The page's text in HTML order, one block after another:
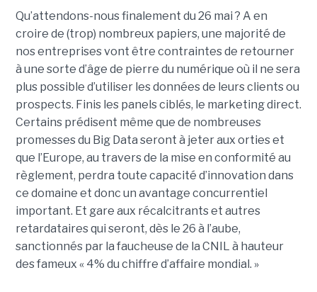
Qu’attendons-nous finalement du 26 mai ? A en
croire de (trop) nombreux papiers, une majorité de
nos entreprises vont être contraintes de retourner
à une sorte d’âge de pierre du numérique où il ne sera
plus possible d’utiliser les données de leurs clients ou
prospects. Finis les panels ciblés, le marketing direct.
Certains prédisent même que de nombreuses
promesses du Big Data seront à jeter aux orties et
que l’Europe, au travers de la mise en conformité au
règlement, perdra toute capacité d’innovation dans
ce domaine et donc un avantage concurrentiel
important. Et gare aux récalcitrants et autres
retardataires qui seront, dès le 26 à l’aube,
sanctionnés par la faucheuse de la CNIL à hauteur
des fameux « 4% du chiffre d’affaire mondial. »